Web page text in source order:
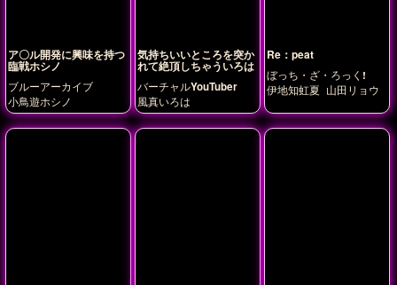
ア〇ル開発に興味を持つ
臨戦ホシノ
ブルーアーカイブ
小鳥遊ホシノ
気持ちいいところを突か
れて絶頂しちゃういろは
バーチャルYouTuber
風真いろは
Re：peat
ぼっち・ざ・ろっく!
伊地知虹夏 山田リョウ